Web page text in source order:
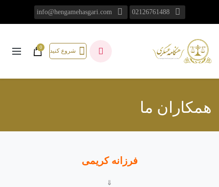
02126761488
info@hengamehasgari.com
شروع کنید
0
همکاران ما
فرزانه کریمی
⇓